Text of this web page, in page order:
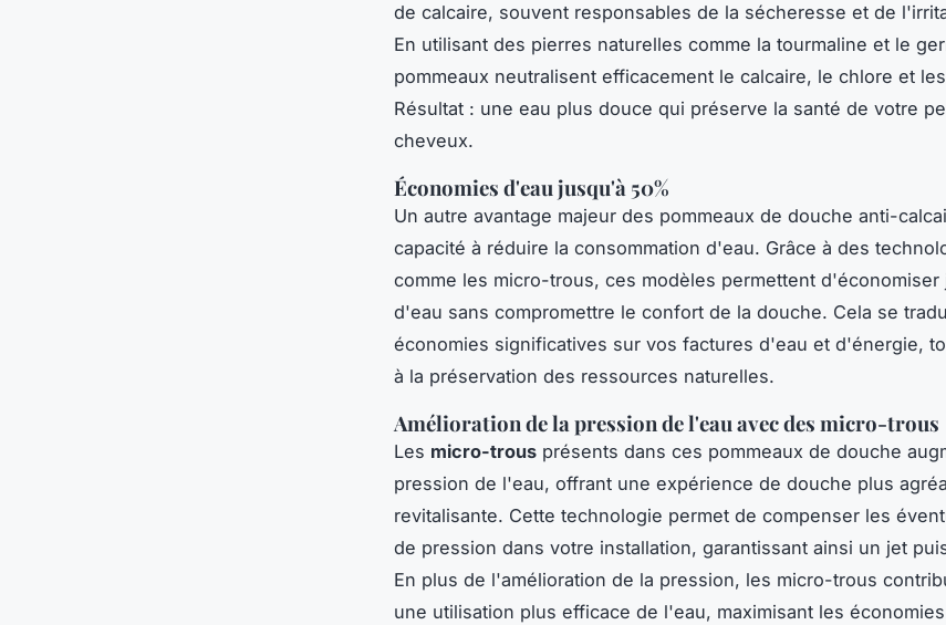
de calcaire, souvent responsables de la sécheresse et de
En utilisant des pierres naturelles comme la tourmaline et le
pommeaux neutralisent efficacement le calcaire, le chlore et
Résultat : une eau plus douce qui préserve la santé de votre
cheveux.
Économies d'eau jusqu'à 50%
Un autre avantage majeur des pommeaux de douche anti-
capacité à réduire la consommation d'eau. Grâce à des
comme les micro-trous, ces modèles permettent d'économiser
d'eau sans compromettre le confort de la douche. Cela se
économies significatives sur vos factures d'eau et d'énergie,
à la préservation des ressources naturelles.
Amélioration de la pression de l'eau avec des micro-trous
Les micro-trous présents dans ces pommeaux de douche
pression de l'eau, offrant une expérience de douche plus
revitalisante. Cette technologie permet de compenser les
de pression dans votre installation, garantissant ainsi un jet
En plus de l'amélioration de la pression, les micro-trous
une utilisation plus efficace de l'eau, maximisant les